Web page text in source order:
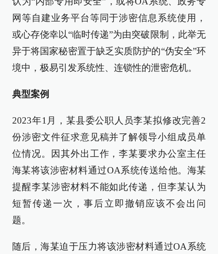
网等自建业务平台等同于涉密信息系统使用，
或心存侥幸以“临时传递”为由突破限制，此举无
异于将国家秘密置于缺乏实质防护的“伪安全”环
境中，极易引发系统性、连锁性的泄密危机。
典型案例
2023年1月，某县委公职人员李某拟修改完善2
份涉密文件征求意见稿并了解领导小组成员单
位情况。因其外出工作，李某要求办公室主任
海某将该涉密材料通过OA系统传送给他。海某
提醒李某涉密材料不能如此传递，但李某认为
短暂传递一次，事后立即撤销应该不会出问
题。
随后，海某迫于压力将该涉密材料通过OA系统